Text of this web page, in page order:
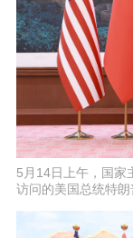
5月14日上午，国家
访问的美国总统特